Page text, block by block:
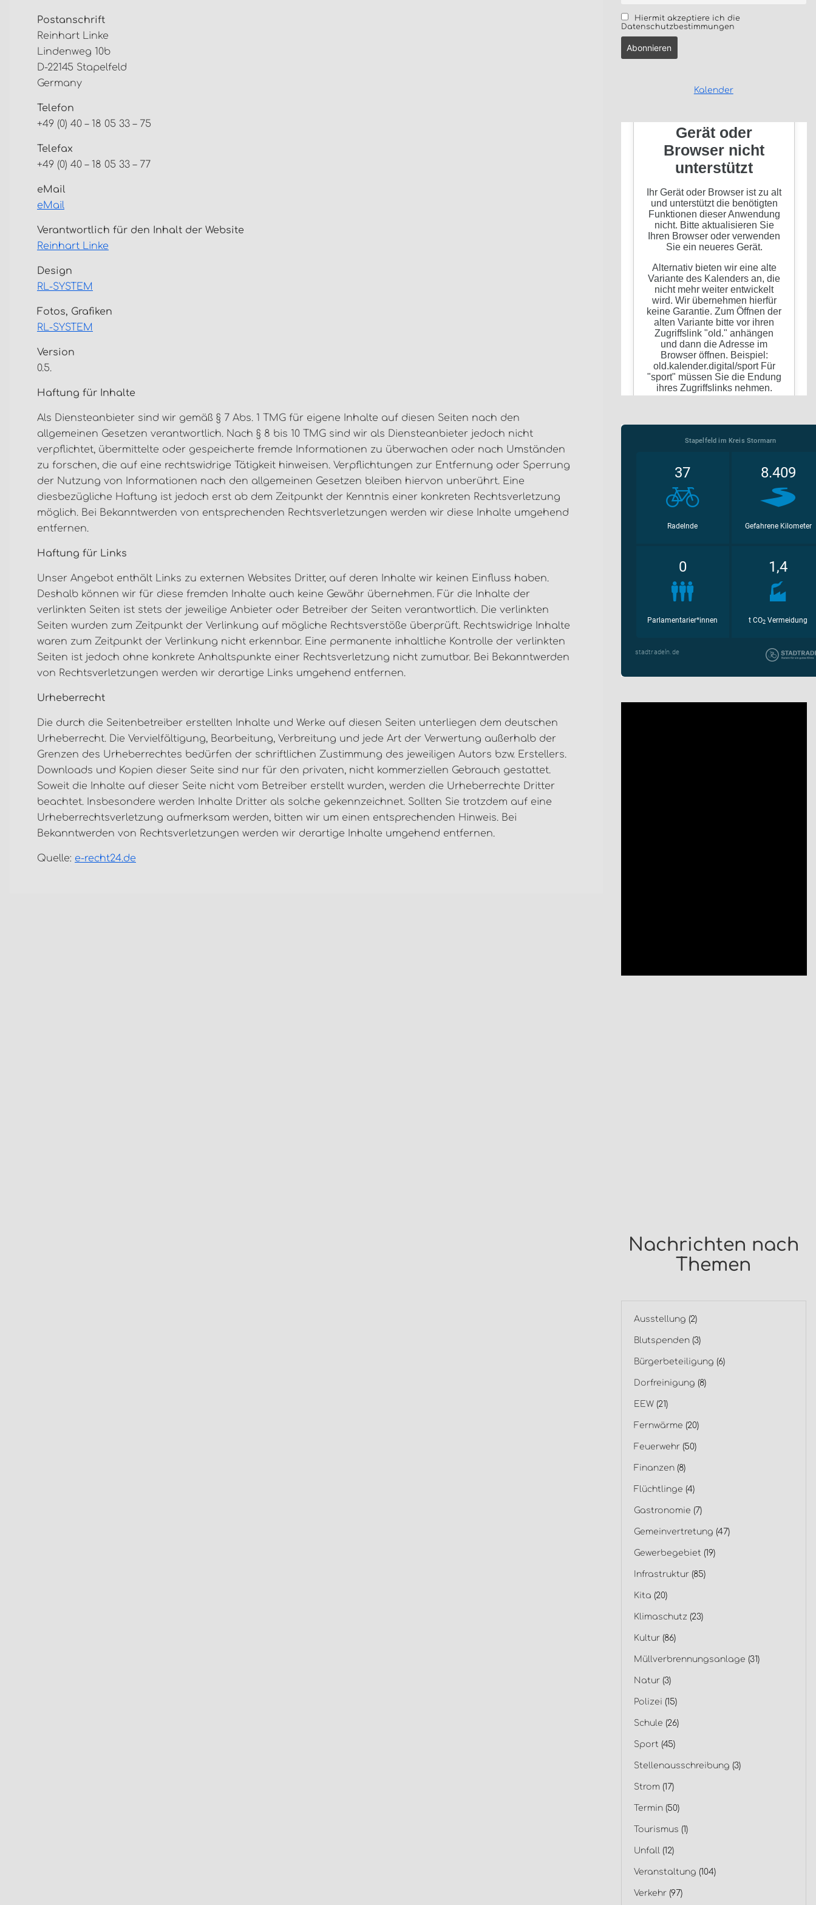
Postanschrift
Reinhart Linke
Lindenweg 10b
D-22145 Stapelfeld
Germany
Telefon
+49 (0) 40 – 18 05 33 – 75
Telefax
+49 (0) 40 – 18 05 33 – 77
eMail
eMail
Verantwortlich für den Inhalt der Website
Reinhart Linke
Design
RL-SYSTEM
Fotos, Grafiken
RL-SYSTEM
Version
0.5.
Haftung für Inhalte
Als Diensteanbieter sind wir gemäß § 7 Abs. 1 TMG für eigene Inhalte auf diesen Seiten nach den
allgemeinen Gesetzen verantwortlich. Nach § 8 bis 10 TMG sind wir als Diensteanbieter jedoch nicht
verpflichtet, übermittelte oder gespeicherte fremde Informationen zu überwachen oder nach Umständen
zu forschen, die auf eine rechtswidrige Tätigkeit hinweisen. Verpflichtungen zur Entfernung oder Sperrung
der Nutzung von Informationen nach den allgemeinen Gesetzen bleiben hiervon unberührt. Eine
diesbezügliche Haftung ist jedoch erst ab dem Zeitpunkt der Kenntnis einer konkreten Rechtsverletzung
möglich. Bei Bekanntwerden von entsprechenden Rechtsverletzungen werden wir diese Inhalte umgehend
entfernen.
Haftung für Links
Unser Angebot enthält Links zu externen Websites Dritter, auf deren Inhalte wir keinen Einfluss haben.
Deshalb können wir für diese fremden Inhalte auch keine Gewähr übernehmen. Für die Inhalte der
verlinkten Seiten ist stets der jeweilige Anbieter oder Betreiber der Seiten verantwortlich. Die verlinkten
Seiten wurden zum Zeitpunkt der Verlinkung auf mögliche Rechtsverstöße überprüft. Rechtswidrige Inhalte
waren zum Zeitpunkt der Verlinkung nicht erkennbar. Eine permanente inhaltliche Kontrolle der verlinkten
Seiten ist jedoch ohne konkrete Anhaltspunkte einer Rechtsverletzung nicht zumutbar. Bei Bekanntwerden
von Rechtsverletzungen werden wir derartige Links umgehend entfernen.
Urheberrecht
Die durch die Seitenbetreiber erstellten Inhalte und Werke auf diesen Seiten unterliegen dem deutschen
Urheberrecht. Die Vervielfältigung, Bearbeitung, Verbreitung und jede Art der Verwertung außerhalb der
Grenzen des Urheberrechtes bedürfen der schriftlichen Zustimmung des jeweiligen Autors bzw. Erstellers.
Downloads und Kopien dieser Seite sind nur für den privaten, nicht kommerziellen Gebrauch gestattet.
Soweit die Inhalte auf dieser Seite nicht vom Betreiber erstellt wurden, werden die Urheberrechte Dritter
beachtet. Insbesondere werden Inhalte Dritter als solche gekennzeichnet. Sollten Sie trotzdem auf eine
Urheberrechtsverletzung aufmerksam werden, bitten wir um einen entsprechenden Hinweis. Bei
Bekanntwerden von Rechtsverletzungen werden wir derartige Inhalte umgehend entfernen.
Quelle: e-recht24.de
Hiermit akzeptiere ich die
Datenschutzbestimmungen
Kalender
Nachrichten nach
Themen
Ausstellung (2)
Blutspenden(3)
Bürgerbeteiligung (6)
Dorfreinigung (8)
EEW(21)
Fernwärme (20)
Feuerwehr(50)
Finanzen(8)
Flüchtlinge (4)
Gastronomie (7)
Gemeinvertretung (47)
Gewerbegebiet (19)
Infrastruktur(85)
Kita (20)
Klimaschutz (23)
Kultur(86)
Müllverbrennungsanlage (31)
Natur(3)
Polizei (15)
Schule (26)
Sport (45)
Stellenausschreibung (3)
Strom(17)
Termin(50)
Tourismus (1)
Unfall (12)
Veranstaltung (104)
Verkehr(97)